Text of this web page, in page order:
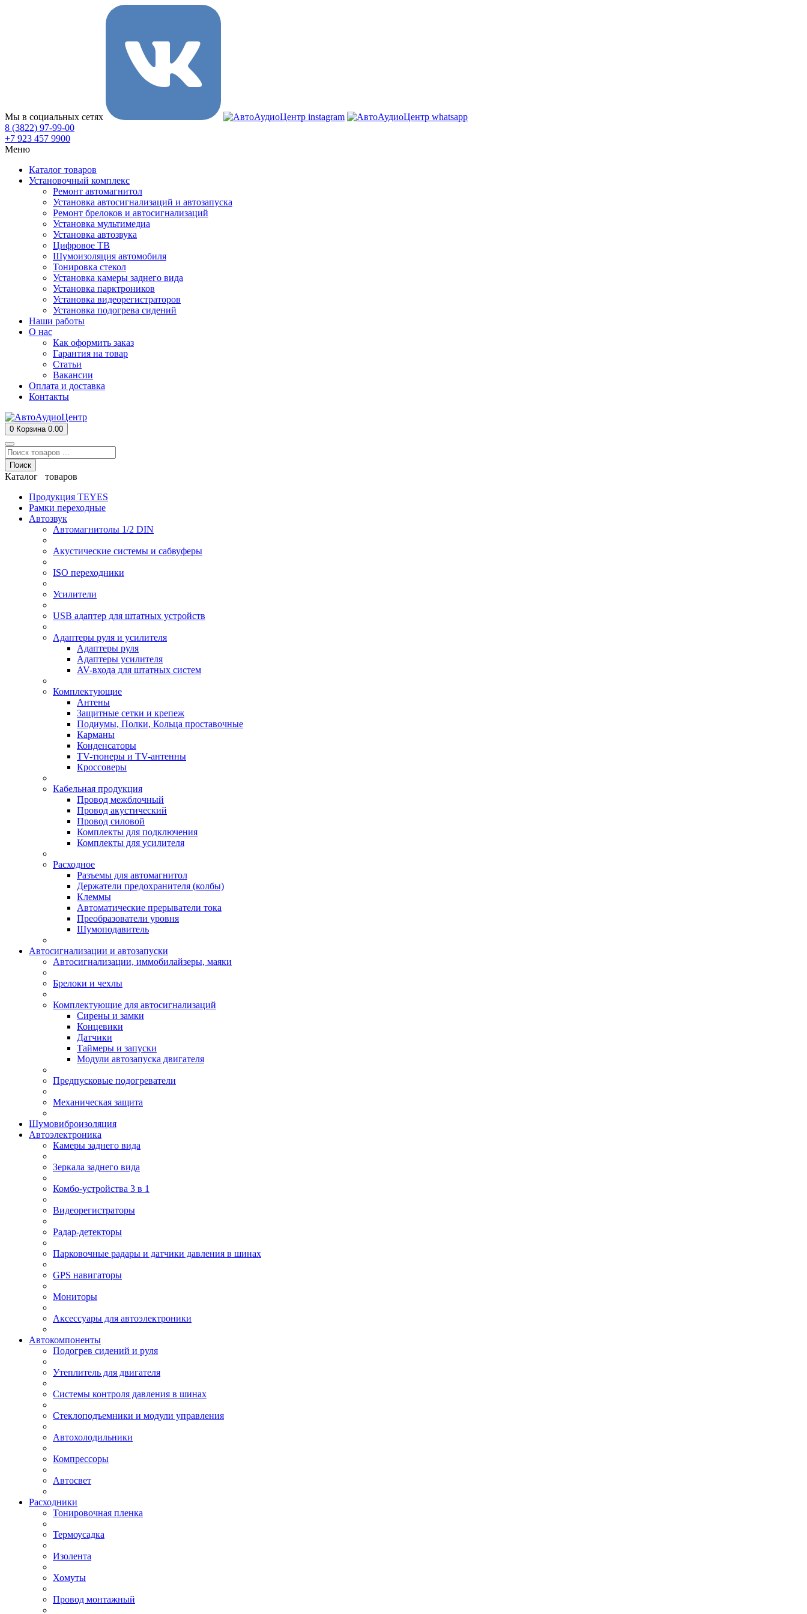
Мы в социальных сетях
8 (3822) 97-99-00
+7 923 457 9900
Меню
Каталог товаров
Установочный комплекс
Ремонт автомагнитол
Установка автосигнализаций и автозапуска
Ремонт брелоков и автосигнализаций
Установка мультимедиа
Установка автозвука
Цифровое ТВ
Шумоизоляция автомобиля
Тонировка стекол
Установка камеры заднего вида
Установка парктроников
Установка видеорегистраторов
Установка подогрева сидений
Наши работы
О нас
Как оформить заказ
Гарантия на товар
Статьи
Вакансии
Оплата и доставка
Контакты
0 Корзина 0.00
Поиск
Каталог товаров
Продукция TEYES
Рамки переходные
Автозвук
Автомагнитолы 1/2 DIN
Акустические системы и сабвуферы
ISO переходники
Усилители
USB адаптер для штатных устройств
Адаптеры руля и усилителя
Адаптеры руля
Адаптеры усилителя
AV-входа для штатных систем
Комплектующие
Антены
Защитные сетки и крепеж
Подиумы, Полки, Кольца проставочные
Карманы
Конденсаторы
TV-тюнеры и TV-антенны
Кроссоверы
Кабельная продукция
Провод межблочный
Провод акустический
Провод силовой
Комплекты для подключения
Комплекты для усилителя
Расходное
Разъемы для автомагнитол
Держатели предохранителя (колбы)
Клеммы
Автоматические прерыватели тока
Преобразователи уровня
Шумоподавитель
Автосигнализации и автозапуски
Автосигнализации, иммобилайзеры, маяки
Брелоки и чехлы
Комплектующие для автосигнализаций
Сирены и замки
Концевики
Датчики
Таймеры и запуски
Модули автозапуска двигателя
Предпусковые подогреватели
Механическая защита
Шумовиброизоляция
Автоэлектроника
Камеры заднего вида
Зеркала заднего вида
Комбо-устройства 3 в 1
Видеорегистраторы
Радар-детекторы
Парковочные радары и датчики давления в шинах
GPS навигаторы
Мониторы
Аксессуары для автоэлектроники
Автокомпоненты
Подогрев сидений и руля
Утеплитель для двигателя
Системы контроля давления в шинах
Стеклоподъемники и модули управления
Автохолодильники
Компрессоры
Автосвет
Расходники
Тонировочная пленка
Термоусадка
Изолента
Хомуты
Провод монтажный